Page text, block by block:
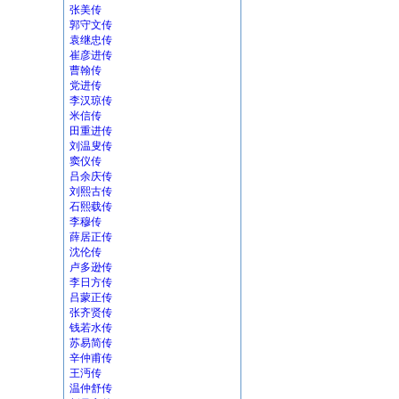
张美传
郭守文传
袁继忠传
崔彦进传
曹翰传
党进传
李汉琼传
米信传
田重进传
刘温叟传
窦仪传
吕余庆传
刘熙古传
石熙载传
李穆传
薛居正传
沈伦传
卢多逊传
李日方传
吕蒙正传
张齐贤传
钱若水传
苏易简传
辛仲甫传
王沔传
温仲舒传